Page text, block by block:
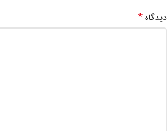
دیدگاه*